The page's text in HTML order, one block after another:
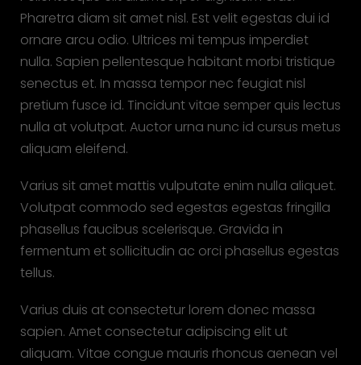
Pharetra diam sit amet nisl. Est velit egestas dui id
ornare arcu odio. Ultrices mi tempus imperdiet
nulla. Sapien pellentesque habitant morbi tristique
senectus et. In massa tempor nec feugiat nisl
pretium fusce id. Tincidunt vitae semper quis lectus
nulla at volutpat. Auctor urna nunc id cursus metus
aliquam eleifend.
Varius sit amet mattis vulputate enim nulla aliquet.
Volutpat commodo sed egestas egestas fringilla
phasellus faucibus scelerisque. Gravida in
fermentum et sollicitudin ac orci phasellus egestas
tellus.
Varius duis at consectetur lorem donec massa
sapien. Amet consectetur adipiscing elit ut
aliquam. Vitae congue mauris rhoncus aenean vel